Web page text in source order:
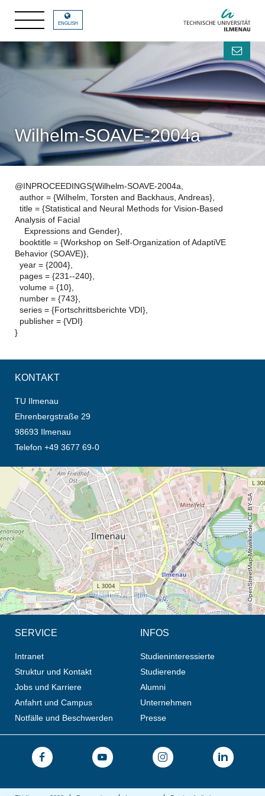
ENGLISH
Wilhelm-SOAVE-2004a
@INPROCEEDINGS{Wilhelm-SOAVE-2004a,
author = {Wilhelm, Torsten and Backhaus, Andreas},
title = {Statistical and Neural Methods for Vision-Based
Analysis of Facial
Expressions and Gender},
booktitle = {Workshop on Self-Organization of AdaptiVE
Behavior (SOAVE)},
year = {2004},
pages = {231--240},
volume = {10},
number = {743},
series = {Fortschrittsberichte VDI},
publisher = {VDI}
}
KONTAKT
TU Ilmenau
Ehrenbergstraße 29
98693 Ilmenau
Telefon +49 3677 69-0
Öffnet die Anfahrtsbeschreibung in neuem Tab (Karte)
© OpenStreetMap-Mitwirkende, CC BY-SA
SERVICE
Intranet
Struktur und Kontakt
Jobs und Karriere
Anfahrt und Campus
Notfälle und Beschwerden
INFOS
Studieninteressierte
Studierende
Alumni
Unternehmen
Presse